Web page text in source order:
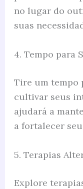
no lugar do
suas
4. Tempo para
Tire um tempo
cultivar seus
ajudará a
a fortalecer
5. Terapias
Explore